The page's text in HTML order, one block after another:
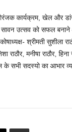
कार्यक्रम, खेल और
ने सावन उत्सव को सफल
श्रीमती सुशीला
राठौर, मनीषा राठौर, हिना
के सभी सदस्यो का आभार